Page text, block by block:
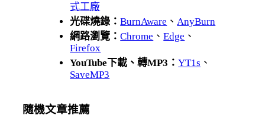
式工廠
光碟燒錄：BurnAware 、 AnyBurn
網路瀏覽：Chrome 、Edge 、
Firefox
YouTube下載、轉MP3：YT1s 、
SaveMP3
隨機文章推薦